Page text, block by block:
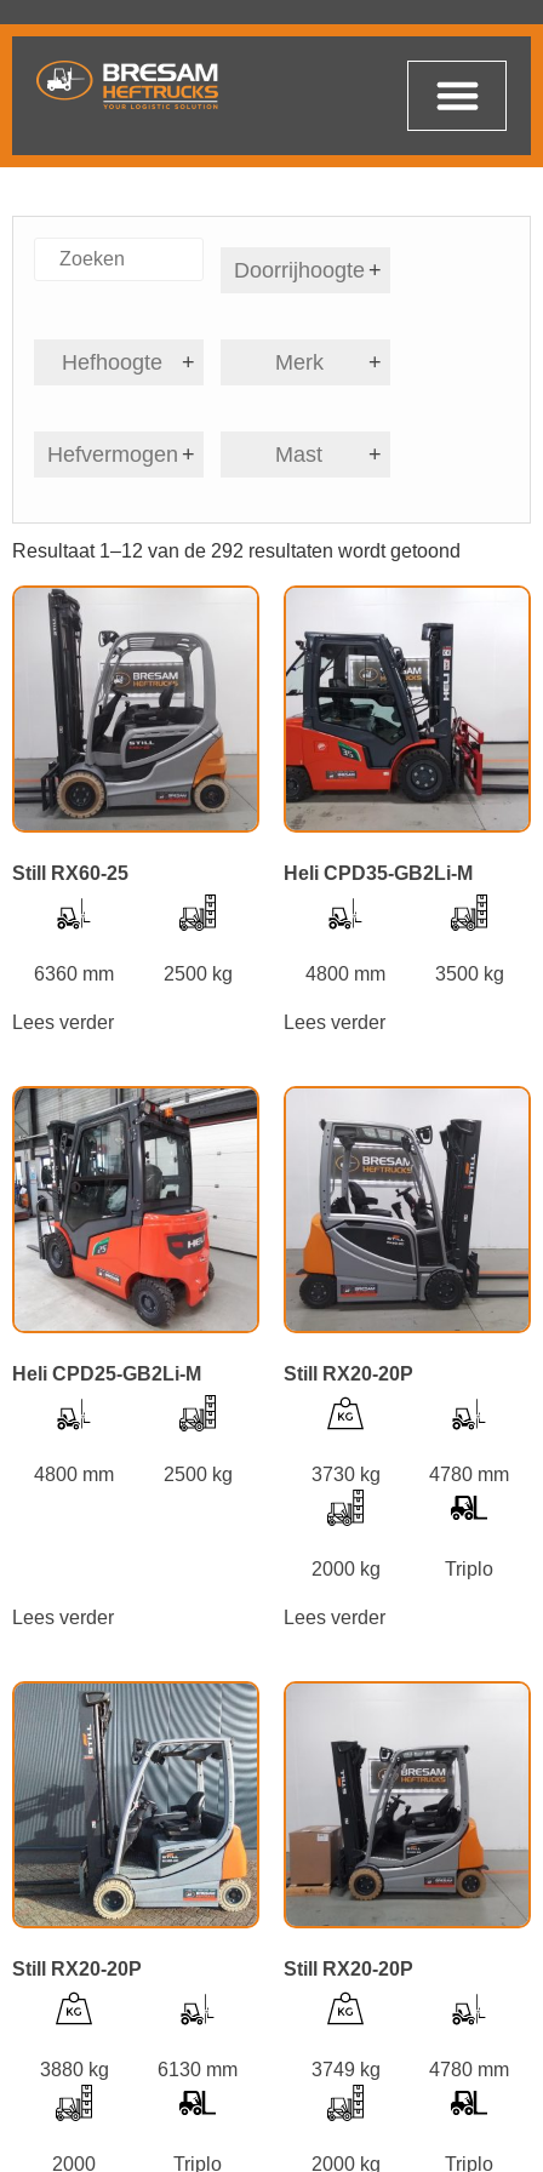
Doorrijhoogte +
Hefhoogte + Merk +
Hefvermogen + Mast +
Resultaat 1–12 van de 292 resultaten wordt getoond
Still RX60-25
6360 mm 2500 kg
Lees verder
Heli CPD35-GB2Li-M
4800 mm 3500 kg
Lees verder
Heli CPD25-GB2Li-M
4800 mm 2500 kg
Lees verder
Still RX20-20P
3730 kg 4780 mm
2000 kg Triplo
Lees verder
Still RX20-20P
3880 kg 6130 mm
2000 Triplo
Still RX20-20P
3749 kg 4780 mm
2000 kg Triplo